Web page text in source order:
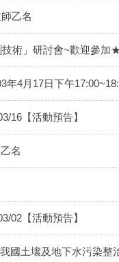
乙名
術」研討會~歡迎參加
4月17日下午
16【活動預告】
名
02【活動預告】
國土壤及地下水污染